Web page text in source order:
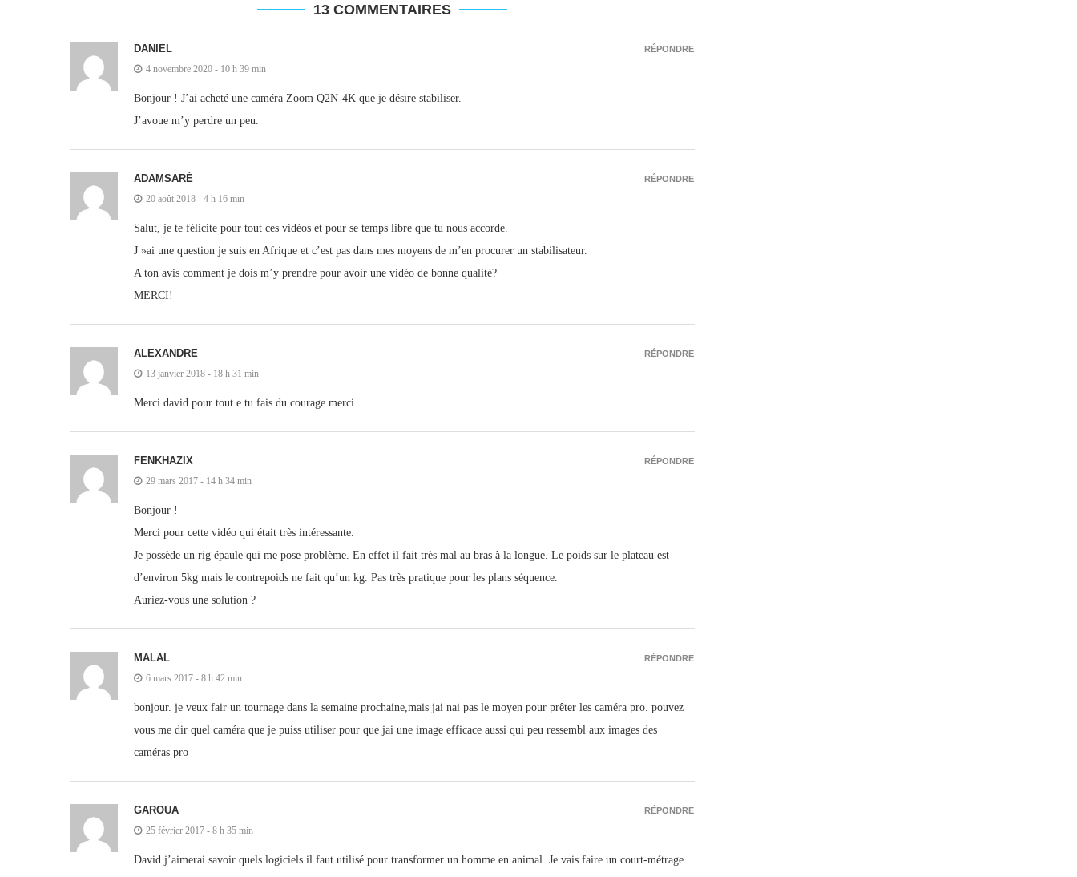
13 COMMENTAIRES
DANIEL
4 novembre 2020 - 10 h 39 min
Bonjour ! J’ai acheté une caméra Zoom Q2N-4K que je désire stabiliser.
J’avoue m’y perdre un peu.
RÉPONDRE
ADAMSARÉ
20 août 2018 - 4 h 16 min
Salut, je te félicite pour tout ces vidéos et pour se temps libre que tu nous accorde.
J »ai une question je suis en Afrique et c’est pas dans mes moyens de m’en procurer un stabilisateur.
A ton avis comment je dois m’y prendre pour avoir une vidéo de bonne qualité?
MERCI!
RÉPONDRE
ALEXANDRE
13 janvier 2018 - 18 h 31 min
Merci david pour tout e tu fais.du courage.merci
RÉPONDRE
FENKHAZIX
29 mars 2017 - 14 h 34 min
Bonjour !
Merci pour cette vidéo qui était très intéressante.
Je possède un rig épaule qui me pose problème. En effet il fait très mal au bras à la longue. Le poids sur le plateau est
d’environ 5kg mais le contrepoids ne fait qu’un kg. Pas très pratique pour les plans séquence.
Auriez-vous une solution ?
RÉPONDRE
MALAL
6 mars 2017 - 8 h 42 min
bonjour. je veux fair un tournage dans la semaine prochaine,mais jai nai pas le moyen pour prêter les caméra pro. pouvez
vous me dir quel caméra que je puiss utiliser pour que jai une image efficace aussi qui peu ressembl aux images des
caméras pro
RÉPONDRE
GAROUA
25 février 2017 - 8 h 35 min
David j’aimerai savoir quels logiciels il faut utilisé pour transformer un homme en animal. Je vais faire un court-métrage
RÉPONDRE